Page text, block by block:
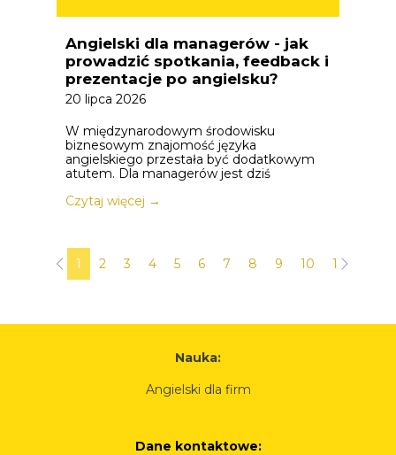
Angielski dla managerów - jak
prowadzić spotkania, feedback i
prezentacje po angielsku?
20 lipca 2026
W międzynarodowym środowisku
biznesowym znajomość języka
angielskiego przestała być dodatkowym
atutem. Dla managerów jest dziś
Czytaj więcej →
1 2 3 4 5 6 7 8 9 10 11
Dane kontaktowe:
Nauka:
Angielski dla firm